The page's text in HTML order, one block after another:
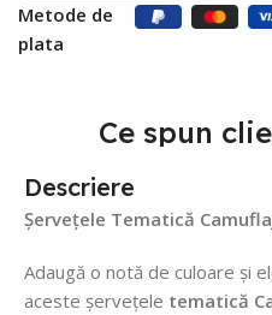
Metode de
plata
Ce spun
Descriere
Șervețele Tematică
Adaugă o notă de culoare și
aceste șervețele tematică